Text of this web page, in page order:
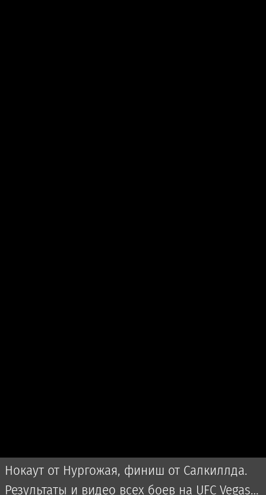
Нокаут от Нургожая, финиш от Салкиллда.
Результаты и видео всех боев на UFC Vegas